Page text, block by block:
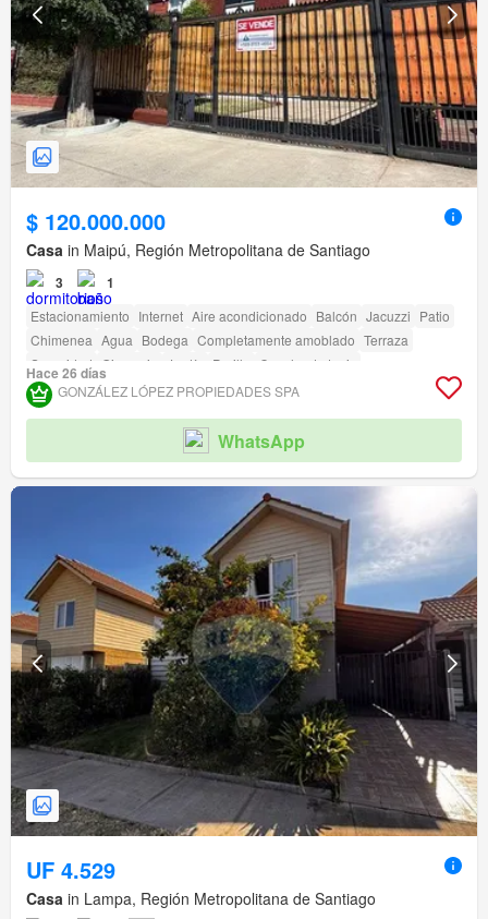
$ 120.000.000
Casa in Maipú, Región Metropolitana de Santiago
3 1
Estacionamiento Internet Aire acondicionado Balcón Jacuzzi Patio
Chimenea Agua Bodega Completamente amoblado Terraza
Seguridad
Gimnasio Jardín Parilla Cancha de tenis
Hace 26 días
GONZÁLEZ LÓPEZ PROPIEDADES SPA
WhatsApp
UF 4.529
Casa in Lampa, Región Metropolitana de Santiago